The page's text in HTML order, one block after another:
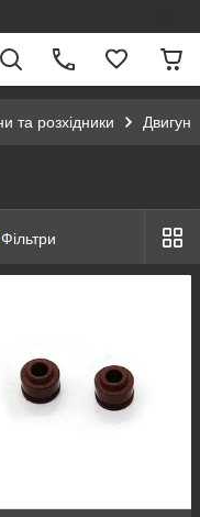
та розхідники Двигун
Фільтри